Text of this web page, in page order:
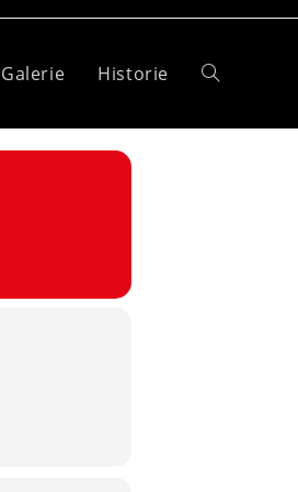
Galerie Historie Website-